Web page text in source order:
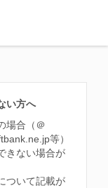
い方へ
場合（＠
等）
きない場合が
ついて記載が